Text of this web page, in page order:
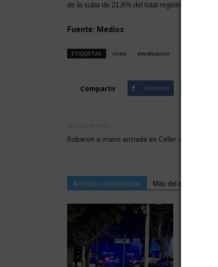
de la suba de 21,6% del total registrado y de
Fuente: Medios
ETIQUETAS crisis devaluacion
Compartir Facebook
Robaron a mano armada en Celler de San Martín
Artículos relacionados Más del autor